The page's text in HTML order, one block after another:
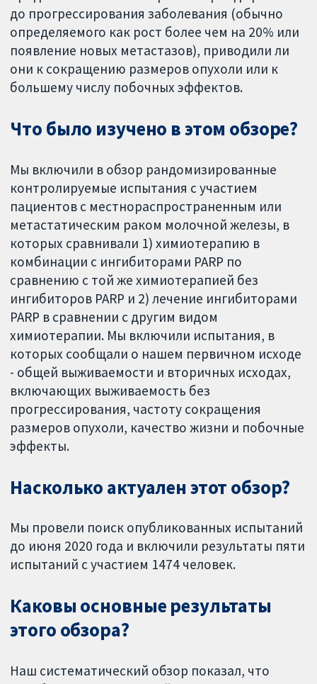
до прогрессирования заболевания (обычно
определяемого как рост более чем на 20% или
появление новых метастазов), приводили ли
они к сокращению размеров опухоли или к
большему числу побочных эффектов.
Что было изучено в этом обзоре?
Мы включили в обзор рандомизированные
контролируемые испытания с участием
пациентов с местнораспространенным или
метастатическим раком молочной железы, в
которых сравнивали 1) химиотерапию в
комбинации с ингибиторами PARP по
сравнению с той же химиотерапией без
ингибиторов PARP и 2) лечение ингибиторами
PARP в сравнении с другим видом
химиотерапии. Мы включили испытания, в
которых сообщали о нашем первичном исходе
- общей выживаемости и вторичных исходах,
включающих выживаемость без
прогрессирования, частоту сокращения
размеров опухоли, качество жизни и побочные
эффекты.
Насколько актуален этот обзор?
Мы провели поиск опубликованных испытаний
до июня 2020 года и включили результаты пяти
испытаний с участием 1474 человек.
Каковы основные результаты
этого обзора?
Наш систематический обзор показал, что